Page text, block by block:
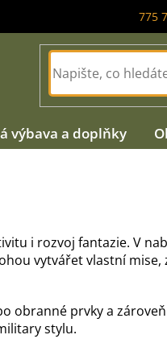
775
výbava a doplňky
i rozvoj fantazie. V
vytvářet vlastní
obranné prvky a
stylu.